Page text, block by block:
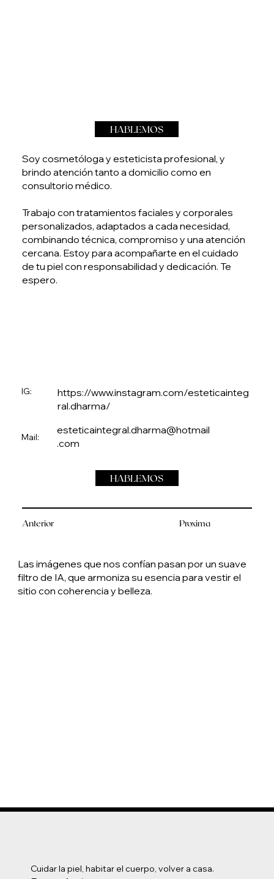
HABLEMOS
Anterior Proxima
Soy cosmetóloga y esteticista profesional, y
brindo atención tanto a domicilio como en
consultorio médico.
Trabajo con tratamientos faciales y corporales
personalizados, adaptados a cada necesidad,
combinando técnica, compromiso y una atención
cercana. Estoy para acompañarte en el cuidado
de tu piel con responsabilidad y dedicación. Te
espero.
IG:
https://www.instagram.com/esteticainteg
ral.dharma/
Mail:
esteticaintegral.dharma@hotmail
.com
HABLEMOS
Las imágenes que nos confían pasan por un suave
filtro de IA, que armoniza su esencia para vestir el
sitio con coherencia y belleza.
Cuidar la piel, habitar el cuerpo, volver a casa.